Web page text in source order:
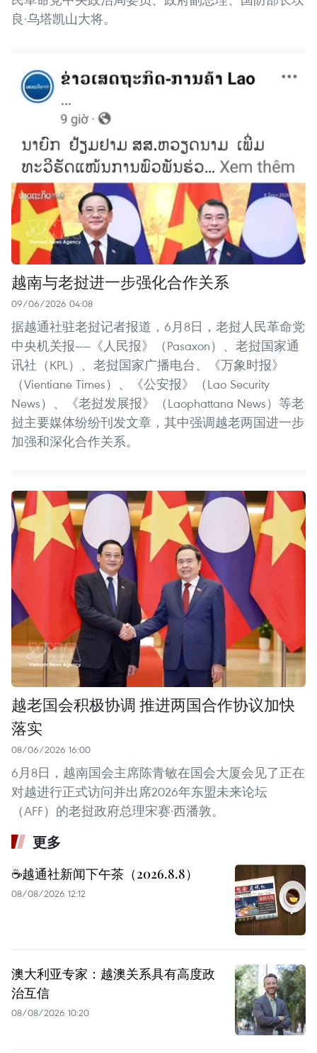
良·乌塔凯山大将。
越南与老挝进一步强化合作关系
09/06/2026 04:08
据越通社驻老挝记者报道，6月8日，老挝人民革命党
中央机关报——《人民报》（Pasaxon）、老挝国家通
讯社（KPL）、老挝国家广播电台、《万象时报》
（Vientiane Times）、《公安报》（Lao Security
News）、《老挝发展报》（Laophattana News）等老
挝主要媒体纷纷刊发文章，其中强调越老两国进一步
加强和深化合作关系。
越老国会积极协调 推进两国合作协议加快
落实
08/06/2026 16:00
6月8日，越南国会主席陈青敏在国会大厦会见了正在
对越进行正式访问并出席2026年东盟未来论坛
（AFF）的老挝政府总理宋赛·西潘敦。
更多
☕️越通社新闻下午茶（2026.8.8）
08/08/2026 12:12
澳大利亚专家：越澳关系具有高度政
治互信
08/08/2026 10:20